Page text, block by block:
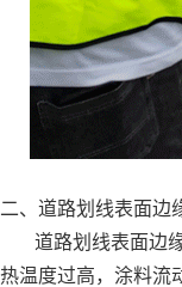
二、道路划线表面边
道路划线表面边缘
热温度过高，涂料流